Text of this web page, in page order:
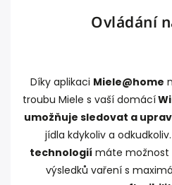
Ovládání
Díky aplikaci Miele@home
troubu Miele s vaší domácí
umožňuje sledovat a
jídla kdykoliv a
technologií máte možnost
výsledků vaření s